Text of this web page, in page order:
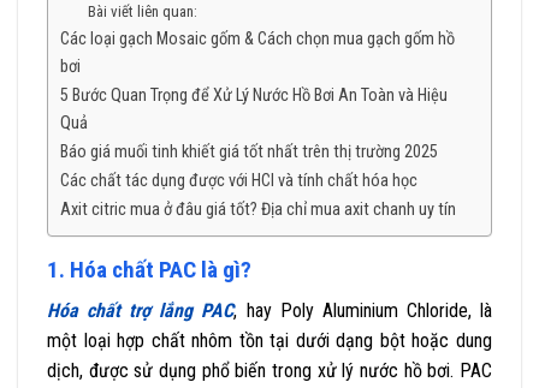
Bài viết liên quan:
Các loại gạch Mosaic gốm & Cách chọn mua gạch gốm hồ
bơi
5 Bước Quan Trọng để Xử Lý Nước Hồ Bơi An Toàn và Hiệu
Quả
Báo giá muối tinh khiết giá tốt nhất trên thị trường 2025
Các chất tác dụng được với HCl và tính chất hóa học
Axit citric mua ở đâu giá tốt? Địa chỉ mua axit chanh uy tín
1. Hóa chất PAC là gì?
Hóa chất trợ lắng PAC, hay Poly Aluminium Chloride, là
một loại hợp chất nhôm tồn tại dưới dạng bột hoặc dung
dịch, được sử dụng phổ biến trong xử lý nước hồ bơi. PAC